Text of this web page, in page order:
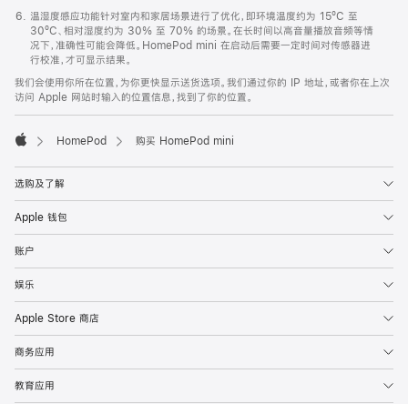
温湿度感应功能针对室内和家居场景进行了优化，即环境温度约为 15ºC 至
30ºC、相对湿度约为 30% 至 70% 的场景。在长时间以高音量播放音频等情
况下，准确性可能会降低。HomePod mini 在启动后需要一定时间对传感器进
行校准，才可显示结果。
我们会使用你所在位置，为你更快显示送货选项。我们通过你的 IP 地址，或者你在上次
访问 Apple 网站时输入的位置信息，找到了你的位置。
HomePod 购买 HomePod mini
选购及了解
Apple 钱包
账户
娱乐
Apple Store 商店
商务应用
教育应用